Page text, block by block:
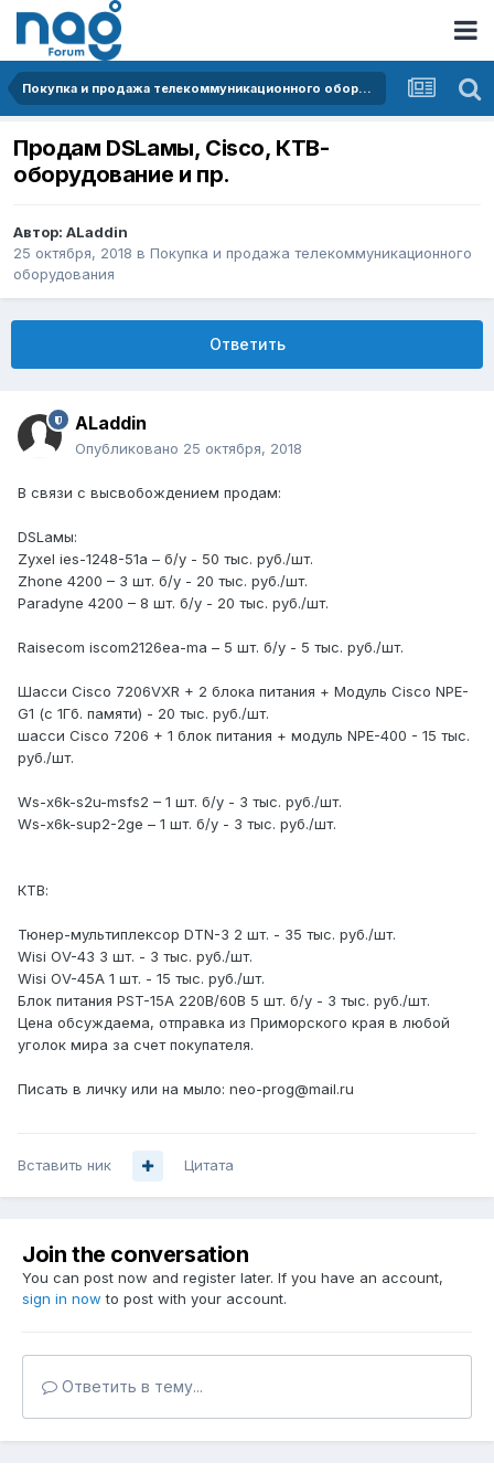
Покупка и продажа телекоммуникационного оборудования
Продам DSLамы, Cisco, КТВ-
оборудование и пр.
Автор: ALaddin
25 октября, 2018 в Покупка и продажа телекоммуникационного
оборудования
Ответить
ALaddin
Опубликовано 25 октября, 2018
В связи с высвобождением продам:
DSLамы:
Zyxel ies-1248-51a – б/у - 50 тыс. руб./шт.
Zhone 4200 – 3 шт. б/у - 20 тыс. руб./шт.
Paradyne 4200 – 8 шт. б/у - 20 тыс. руб./шт.
Raisecom iscom2126ea-ma – 5 шт. б/у - 5 тыс. руб./шт.
Шасси Cisco 7206VXR + 2 блока питания + Модуль Cisco NPE-
G1 (с 1Гб. памяти) - 20 тыс. руб./шт.
шасси Cisco 7206 + 1 блок питания + модуль NPE-400 - 15 тыс.
руб./шт.
Ws-x6k-s2u-msfs2 – 1 шт. б/у - 3 тыс. руб./шт.
Ws-x6k-sup2-2ge – 1 шт. б/у - 3 тыс. руб./шт.
КТВ:
Тюнер-мультиплексор DTN-3 2 шт. - 35 тыс. руб./шт.
Wisi OV-43 3 шт. - 3 тыс. руб./шт.
Wisi OV-45A 1 шт. - 15 тыс. руб./шт.
Блок питания PST-15А 220В/60В 5 шт. б/у - 3 тыс. руб./шт.
Цена обсуждаема, отправка из Приморского края в любой
уголок мира за счет покупателя.
Писать в личку или на мыло: neo-prog@mail.ru
Вставить ник Цитата
Join the conversation
You can post now and register later. If you have an account,
sign in now to post with your account.
Ответить в тему...